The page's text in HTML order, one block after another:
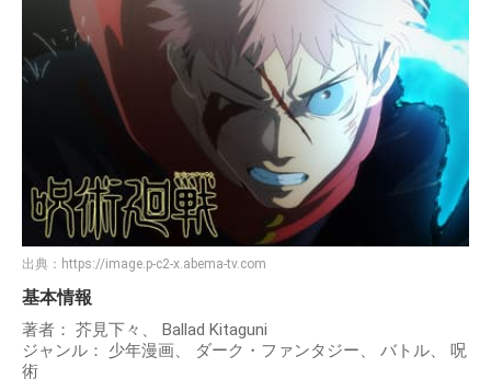
出典： https://image.p-c2-x.abema-tv.com
基本情報
著者： 芥見下々、 Ballad Kitaguni
ジャンル： 少年漫画、 ダーク・ファンタジー、 バトル、 呪
術